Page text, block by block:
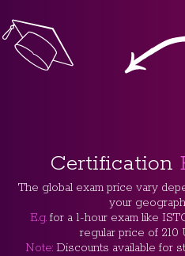
Certification
The global exam price vary
your
E.g.for a 1-hour exam like
regular price of
Note:Discounts available for